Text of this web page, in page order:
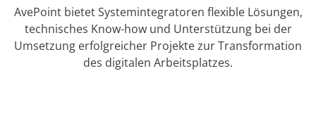
AvePoint bietet Systemintegratoren flexible Lösungen,
technisches Know-how und Unterstützung bei der
Umsetzung erfolgreicher Projekte zur Transformation
des digitalen Arbeitsplatzes.